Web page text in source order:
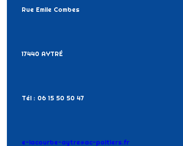
Rue Emile Combes
17440 AYTRÉ
Tél : 06 15 50 50 47
e-lacourbe-aytre@ac-poitiers.fr